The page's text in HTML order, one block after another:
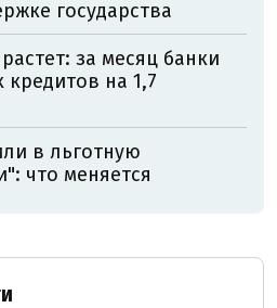
государства
за месяц банки
на 1,7
в льготную
что меняется